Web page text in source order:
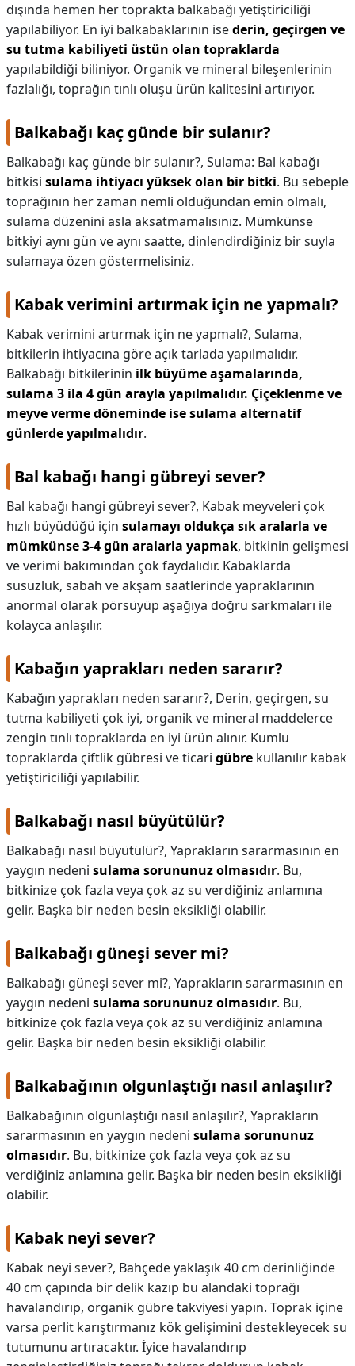
dışında hemen her toprakta balkabağı yetiştiriciliği
yapılabiliyor. En iyi balkabaklarının isederin, geçirgen ve
su tutma kabiliyeti üstün olan topraklarda
yapılabildiği biliniyor. Organik ve mineral bileşenlerinin
fazlalığı, toprağın tınlı oluşu ürün kalitesini artırıyor.
Balkabağı kaç günde bir sulanır?
Balkabağı kaç günde bir sulanır?, Sulama: Bal kabağı
bitkisi sulama ihtiyacı yüksek olan bir bitki. Bu sebeple
toprağının her zaman nemli olduğundan emin olmalı,
sulama düzenini asla aksatmamalısınız. Mümkünse
bitkiyi aynı gün ve aynı saatte, dinlendirdiğiniz bir suyla
sulamaya özen göstermelisiniz.
Kabak verimini artırmak için ne yapmalı?
Kabak verimini artırmak için ne yapmalı?, Sulama,
bitkilerin ihtiyacına göre açık tarlada yapılmalıdır.
Balkabağı bitkilerinin ilk büyüme aşamalarında,
sulama 3 ila 4 gün arayla yapılmalıdır. Çiçeklenme ve
meyve verme döneminde ise sulama alternatif
günlerde yapılmalıdır.
Bal kabağı hangi gübreyi sever?
Bal kabağı hangi gübreyi sever?, Kabak meyveleri çok
hızlı büyüdüğü için sulamayı oldukça sık aralarla ve
mümkünse 3-4 gün aralarla yapmak, bitkinin gelişmesi
ve verimi bakımından çok faydalıdır. Kabaklarda
susuzluk, sabah ve akşam saatlerinde yapraklarının
anormal olarak pörsüyüp aşağıya doğru sarkmaları ile
kolayca anlaşılır.
Kabağın yaprakları neden sararır?
Kabağın yaprakları neden sararır?, Derin, geçirgen, su
tutma kabiliyeti çok iyi, organik ve mineral maddelerce
zengin tınlı topraklarda en iyi ürün alınır. Kumlu
topraklarda çiftlik gübresi ve ticari gübre kullanılır kabak
yetiştiriciliği yapılabilir.
Balkabağı nasıl büyütülür?
Balkabağı nasıl büyütülür?, Yaprakların sararmasının en
yaygın nedeni sulama sorununuz olmasıdır. Bu,
bitkinize çok fazla veya çok az su verdiğiniz anlamına
gelir. Başka bir neden besin eksikliği olabilir.
Balkabağı güneşi sever mi?
Balkabağı güneşi sever mi?, Yaprakların sararmasının en
yaygın nedeni sulama sorununuz olmasıdır. Bu,
bitkinize çok fazla veya çok az su verdiğiniz anlamına
gelir. Başka bir neden besin eksikliği olabilir.
Balkabağının olgunlaştığı nasıl anlaşılır?
Balkabağının olgunlaştığı nasıl anlaşılır?, Yaprakların
sararmasının en yaygın nedeni sulama sorununuz
olmasıdır. Bu, bitkinize çok fazla veya çok az su
verdiğiniz anlamına gelir. Başka bir neden besin eksikliği
olabilir.
Kabak neyi sever?
Kabak neyi sever?, Bahçede yaklaşık 40 cm derinliğinde
40 cm çapında bir delik kazıp bu alandaki toprağı
havalandırıp, organik gübre takviyesi yapın. Toprak içine
varsa perlit karıştırmanız kök gelişimini destekleyecek su
tutumunu artıracaktır. İyice havalandırıp